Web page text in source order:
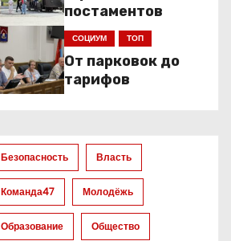
постаментов
СОЦИУМ ТОП
От парковок до
тарифов
Безопасность Власть
Команда47 Молодёжь
Образование Общество